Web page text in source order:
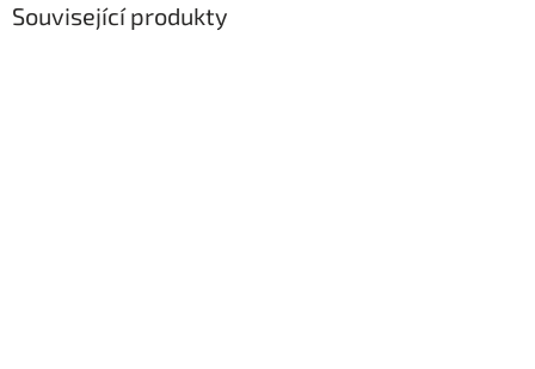
Související produkty